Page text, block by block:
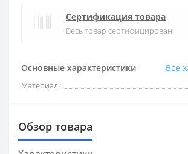
Основные характеристики Все
Материал:
Сертификация товара
Весь товар сертифицирован
Обзор товара